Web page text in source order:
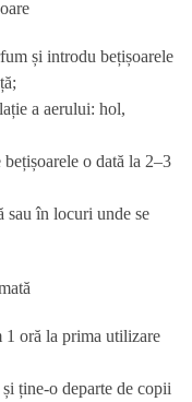
și introdu bețișoarele
a aerului: hol,
bețișoarele o dată la 2–3
sau în locuri unde se
1 oră la prima utilizare
ține-o departe de copii